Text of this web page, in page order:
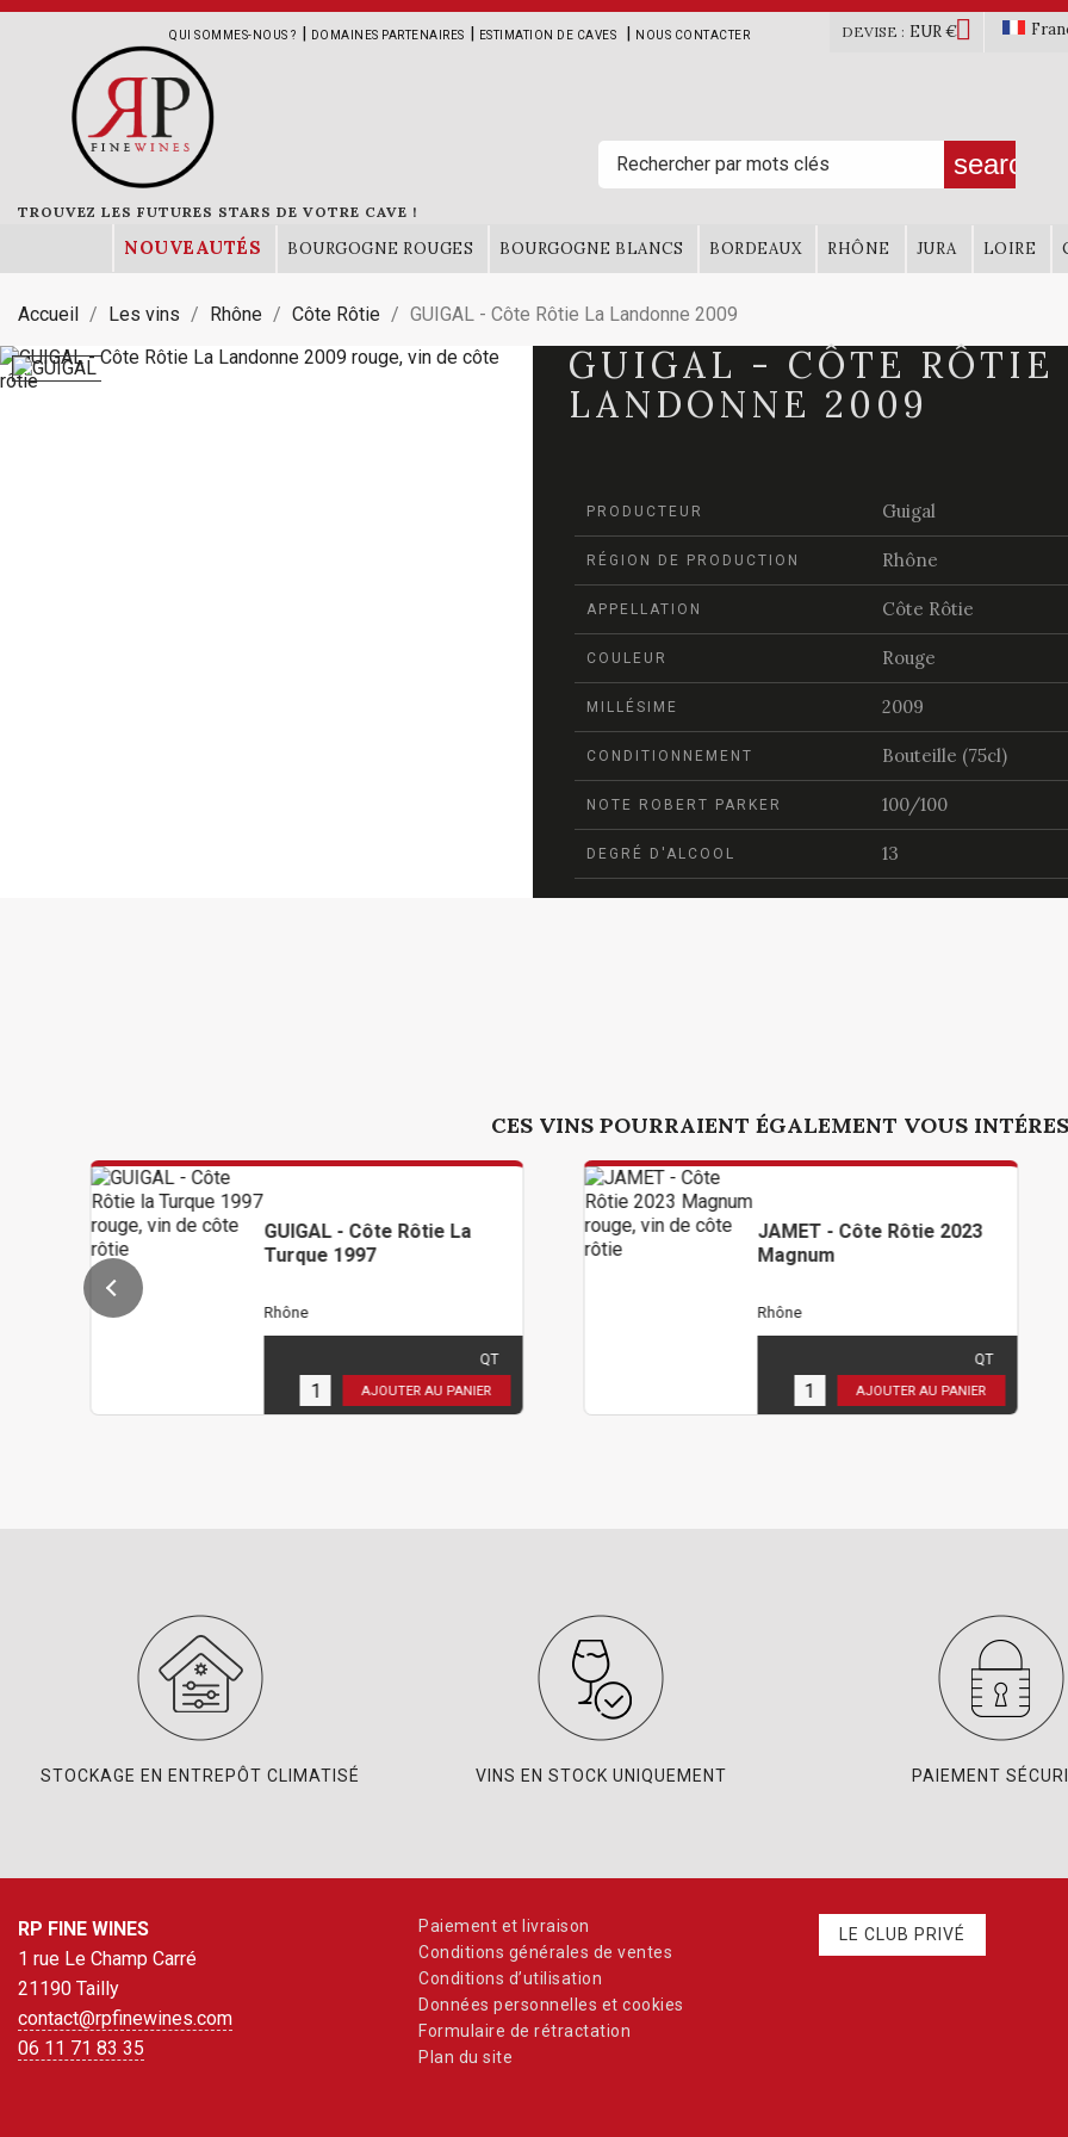
QUI SOMMES-NOUS ? | DOMAINES PARTENAIRES | ESTIMATION DE CAVES | NOUS CONTACTER DEVISE : EUR €
TROUVEZ LES FUTURES STARS DE VOTRE CAVE !
search
NOUVEAUTÉS BOURGOGNE ROUGES BOURGOGNE BLANCS BORDEAUX RHÔNE JURA LOIRE
Accueil Les vins Rhône Côte Rôtie GUIGAL - Côte Rôtie La Landonne 2009
GUIGAL - CÔTE RÔTIE
LANDONNE 2009
PRODUCTEUR Guigal
RÉGION DE PRODUCTION Rhône
APPELLATION Côte Rôtie
COULEUR Rouge
MILLÉSIME 2009
CONDITIONNEMENT Bouteille (75cl)
NOTE ROBERT PARKER 100/100
DEGRÉ D'ALCOOL 13
CES VINS POURRAIENT ÉGALEMENT VOUS
GUIGAL - Côte Rôtie La
Turque 1997
AJOUTER AU PANIER
JAMET - Côte Rôtie 2023
Magnum
AJOUTER AU PANIER
STOCKAGE EN ENTREPÔT CLIMATISÉ VINS EN STOCK UNIQUEMENT PAIEMENT
RP FINE WINES
1 rue Le Champ Carré
21190 Tailly
contact@rpfinewines.com
06 11 71 83 35
Paiement et livraison
Conditions générales de ventes
Conditions d’utilisation
Données personnelles et cookies
Formulaire de rétractation
Plan du site
LE CLUB PRIVÉ